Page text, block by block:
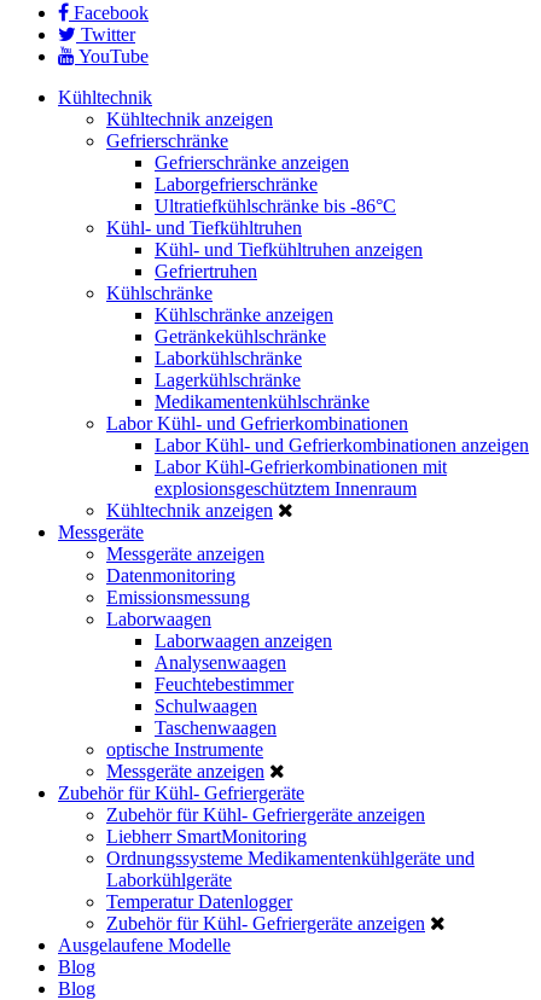
Facebook
Twitter
YouTube
Kühltechnik
Kühltechnik anzeigen
Gefrierschränke
Gefrierschränke anzeigen
Laborgefrierschränke
Ultratiefkühlschränke bis -86°C
Kühl- und Tiefkühltruhen
Kühl- und Tiefkühltruhen anzeigen
Gefriertruhen
Kühlschränke
Kühlschränke anzeigen
Getränkekühlschränke
Laborkühlschränke
Lagerkühlschränke
Medikamentenkühlschränke
Labor Kühl- und Gefrierkombinationen
Labor Kühl- und Gefrierkombinationen anzeigen
Labor Kühl-Gefrierkombinationen mit
explosionsgeschütztem Innenraum
Kühltechnik anzeigen
Messgeräte
Messgeräte anzeigen
Datenmonitoring
Emissionsmessung
Laborwaagen
Laborwaagen anzeigen
Analysenwaagen
Feuchtebestimmer
Schulwaagen
Taschenwaagen
optische Instrumente
Messgeräte anzeigen
Zubehör für Kühl- Gefriergeräte
Zubehör für Kühl- Gefriergeräte anzeigen
Liebherr SmartMonitoring
Ordnungssysteme Medikamentenkühlgeräte und
Laborkühlgeräte
Temperatur Datenlogger
Zubehör für Kühl- Gefriergeräte anzeigen
Ausgelaufene Modelle
Blog
Blog